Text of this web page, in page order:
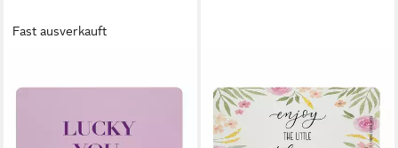
Fast ausverkauft
Frühstücksbrett Lucky You.
lieferbar - in 2-3 Werktagen bei dir
Frühstücksbrett Enjoy Little
Things D@H Tray, Kunststoff
13,55 €
lieferbar - in 2-3 Werktagen bei dir